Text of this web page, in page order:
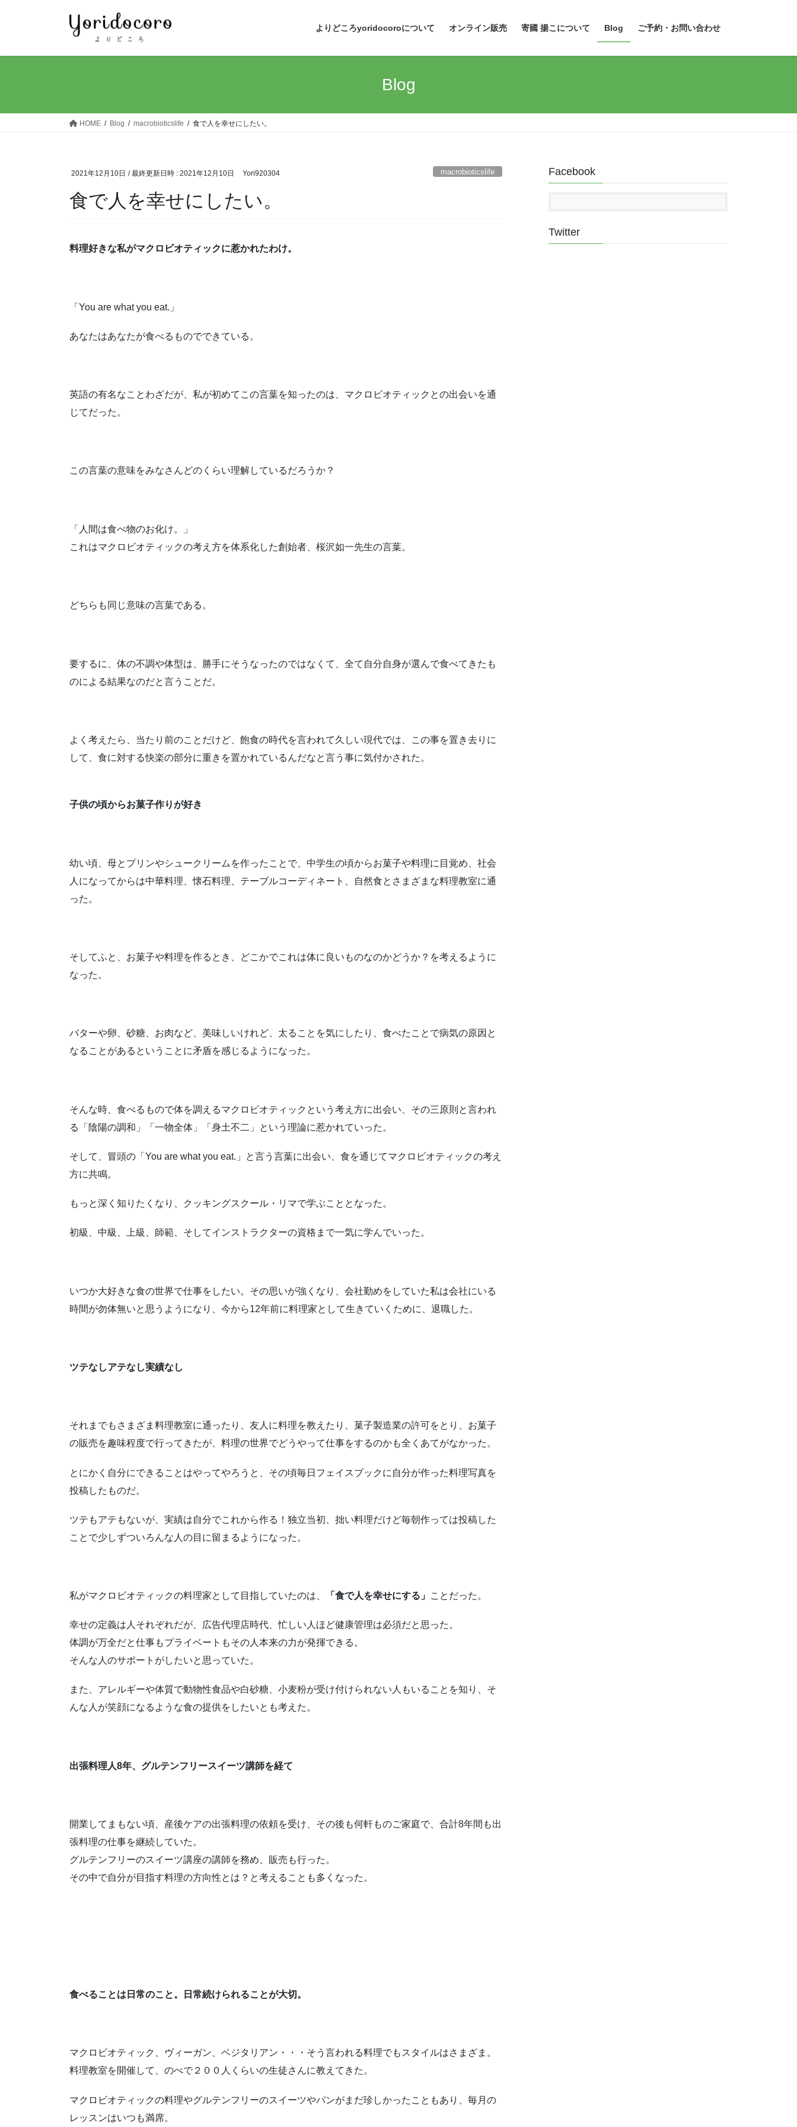
よりどころyoridocoroについて オンライン販売 寄國 揚こについて Blog ご予約・お問い合わせ
Blog
HOME Blog macrobioticslife 食で人を幸せにしたい。
2021年12月10日 / 最終更新日時 : 2021年12月10日 Yori920304 macrobioticslife
食で人を幸せにしたい。
料理好きな私がマクロビオティックに惹かれたわけ。
「You are what you eat.」
あなたはあなたが食べるものでできている。
英語の有名なことわざだが、私が初めてこの言葉を知ったのは、マクロビオティックとの出会いを通
じてだった。
この言葉の意味をみなさんどのくらい理解しているだろうか？
「人間は食べ物のお化け。」
これはマクロビオティックの考え方を体系化した創始者、桜沢如一先生の言葉。
どちらも同じ意味の言葉である。
要するに、体の不調や体型は、勝手にそうなったのではなくて、全て自分自身が選んで食べてきたも
のによる結果なのだと言うことだ。
よく考えたら、当たり前のことだけど、飽食の時代を言われて久しい現代では、この事を置き去りに
して、食に対する快楽の部分に重きを置かれているんだなと言う事に気付かされた。
子供の頃からお菓子作りが好き
幼い頃、母とプリンやシュークリームを作ったことで、中学生の頃からお菓子や料理に目覚め、社会
人になってからは中華料理、懐石料理、テーブルコーディネート、自然食とさまざまな料理教室に通
った。
そしてふと、お菓子や料理を作るとき、どこかでこれは体に良いものなのかどうか？を考えるように
なった。
バターや卵、砂糖、お肉など、美味しいけれど、太ることを気にしたり、食べたことで病気の原因と
なることがあるということに矛盾を感じるようになった。
そんな時、食べるもので体を調えるマクロビオティックという考え方に出会い、その三原則と言われ
る「陰陽の調和」「一物全体」「身土不二」という理論に惹かれていった。
そして、冒頭の「You are what you eat.」と言う言葉に出会い、食を通じてマクロビオティックの考え
方に共鳴。
もっと深く知りたくなり、クッキングスクール・リマで学ぶこととなった。
初級、中級、上級、師範、そしてインストラクターの資格まで一気に学んでいった。
いつか大好きな食の世界で仕事をしたい。その思いが強くなり、会社勤めをしていた私は会社にいる
時間が勿体無いと思うようになり、今から12年前に料理家として生きていくために、退職した。
ツテなしアテなし実績なし
それまでもさまざま料理教室に通ったり、友人に料理を教えたり、菓子製造業の許可をとり、お菓子
の販売を趣味程度で行ってきたが、料理の世界でどうやって仕事をするのかも全くあてがなかった。
とにかく自分にできることはやってやろうと、その頃毎日フェイスブックに自分が作った料理写真を
投稿したものだ。
ツテもアテもないが、実績は自分でこれから作る！独立当初、拙い料理だけど毎朝作っては投稿した
ことで少しずついろんな人の目に留まるようになった。
私がマクロビオティックの料理家として目指していたのは、 「食で人を幸せにする」 ことだった。
幸せの定義は人それぞれだが、広告代理店時代、忙しい人ほど健康管理は必須だと思った。
体調が万全だと仕事もプライベートもその人本来の力が発揮できる。
そんな人のサポートがしたいと思っていた。
また、アレルギーや体質で動物性食品や白砂糖、小麦粉が受け付けられない人もいることを知り、そ
んな人が笑顔になるような食の提供をしたいとも考えた。
出張料理人8年、グルテンフリースイーツ講師を経て
開業してまもない頃、産後ケアの出張料理の依頼を受け、その後も何軒ものご家庭で、合計8年間も出
張料理の仕事を継続していた。
グルテンフリーのスイーツ講座の講師を務め、販売も行った。
その中で自分が目指す料理の方向性とは？と考えることも多くなった。
食べることは日常のこと。日常続けられることが大切。
マクロビオティック、ヴィーガン、ベジタリアン・・・そう言われる料理でもスタイルはさまざま。
料理教室を開催して、のべで２００人くらいの生徒さんに教えてきた。
マクロビオティックの料理やグルテンフリーのスイーツやパンがまだ珍しかったこともあり、毎月の
レッスンはいつも満席。
Facebook
Twitter